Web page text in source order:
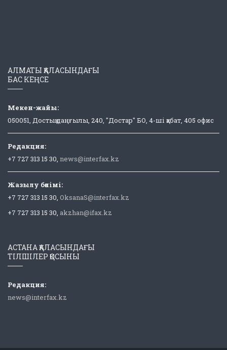
АЛМАТЫ ҚАЛАСЫНДАҒЫ
БАС КЕҢСЕ
Мекен-жайы:
050051, Достық даңғылы, 240, "Достар" БО, 4-ші қабат, 405 офис
Редакция:
+7 727 313 15 30, news@interfax.kz
Жазылу бөлімі:
+7 727 313 15 30, OksanaS@interfax.kz
+7 727 313 15 30, akzhan@ifax.kz
АСТАНА ҚАЛАСЫНДАҒЫ
ТІЛШІЛЕР ҚОСЫНЫ
Редакция:
news@interfax.kz